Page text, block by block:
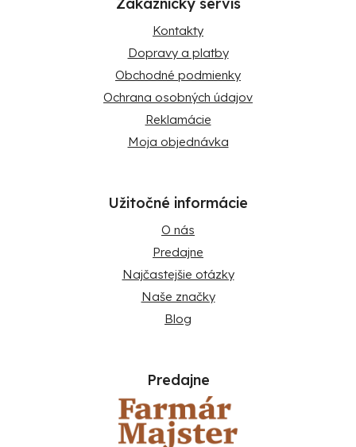
Kontakty
Dopravy a platby
Obchodné podmienky
Ochrana osobných údajov
Reklamácie
Moja objednávka
Užitočné informácie
O nás
Predajne
Najčastejšie otázky
Naše značky
Blog
Predajne